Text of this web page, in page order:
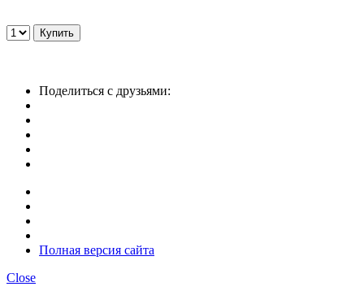
Поделиться с друзьями:
Полная версия сайта
Close